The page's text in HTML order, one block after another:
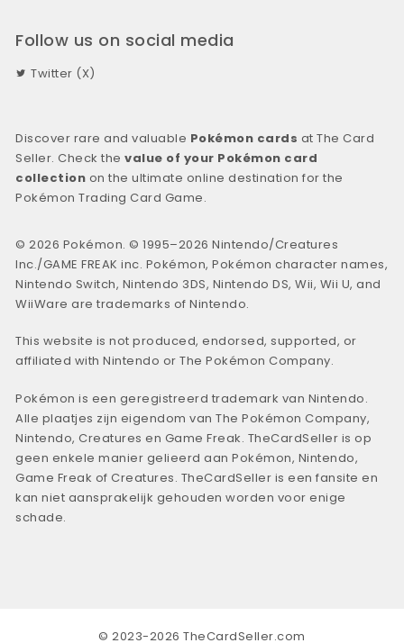
Follow us on social media
Twitter (X)
Discover rare and valuable Pokémon cards at The Card
Seller. Check thevalue of your Pokémon card
collection on the ultimate online destination for the
Pokémon Trading Card Game.
© 2026 Pokémon. © 1995–2026 Nintendo/Creatures
Inc./GAME FREAK inc. Pokémon, Pokémon character names,
Nintendo Switch, Nintendo 3DS, Nintendo DS, Wii, Wii U, and
WiiWare are trademarks of Nintendo.
This website is not produced, endorsed, supported, or
affiliated with Nintendo or The Pokémon Company.
Pokémon is een geregistreerd trademark van Nintendo.
Alle plaatjes zijn eigendom van The Pokémon Company,
Nintendo, Creatures en Game Freak. TheCardSeller is op
geen enkele manier gelieerd aan Pokémon, Nintendo,
Game Freak of Creatures. TheCardSeller is een fansite en
kan niet aansprakelijk gehouden worden voor enige
schade.
© 2023-2026 TheCardSeller.com